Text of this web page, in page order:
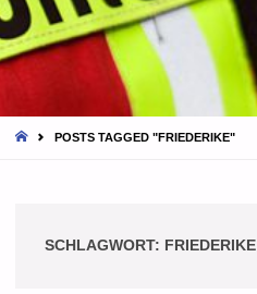
HOMEPOSTS TAGGED "FRIEDERIKE"
SCHLAGWORT: FRIEDERIKE